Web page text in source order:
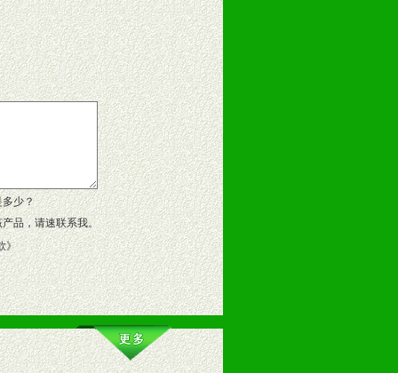
作手册、专柜咨询手册等各种市
多少？
品，请速联系我。
》